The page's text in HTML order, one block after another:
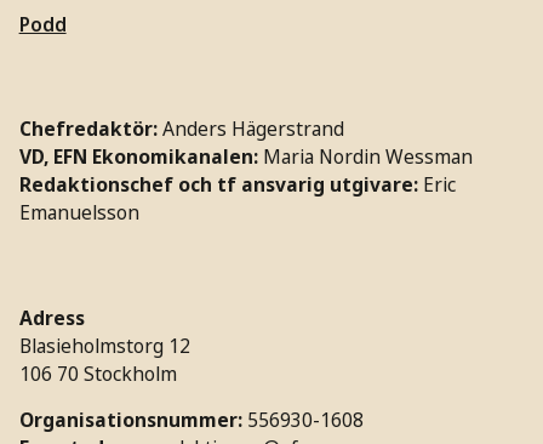
Podd
Chefredaktör:Anders Hägerstrand
VD, EFN Ekonomikanalen: Maria Nordin Wessman
Redaktionschef och tf ansvarig utgivare: Eric
Emanuelsson
Adress
Blasieholmstorg 12
106 70 Stockholm
Organisationsnummer: 556930-1608